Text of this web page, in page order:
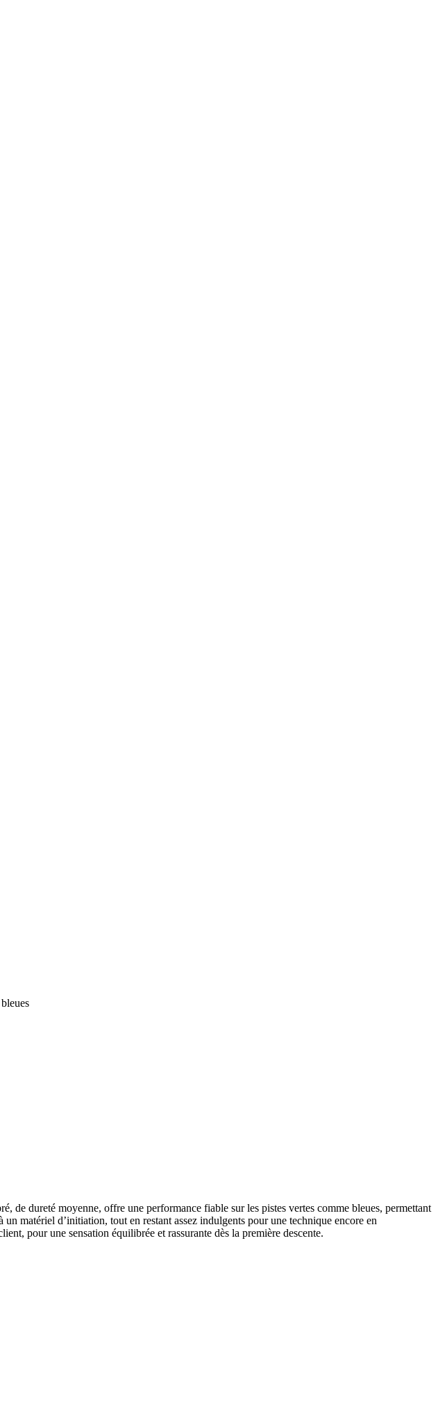
de dureté moyenne, offre une performance fiable sur les pistes vertes comme bleues, permettant
matériel d’initiation, tout en restant assez indulgents pour une technique encore en
pour une sensation équilibrée et rassurante dès la première descente.